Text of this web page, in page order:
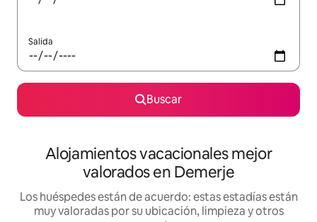
Salida
Buscar
Alojamientos vacacionales mejor
valorados en Demerje
Los huéspedes están de acuerdo: estas estadías están
muy valoradas por su ubicación, limpieza y otros